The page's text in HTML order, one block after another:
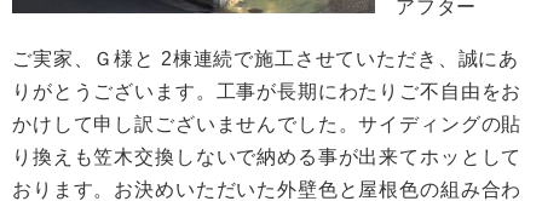
アフター
ご実家、Ｇ様と 2棟連続で施工させていただき、誠にあ
りがとうございます。工事が長期にわたりご不自由をお
かけして申し訳ございませんでした。サイディングの貼
り換えも笠木交換しないで納める事が出来てホッとして
おります。お決めいただいた外壁色と屋根色の組み合わ